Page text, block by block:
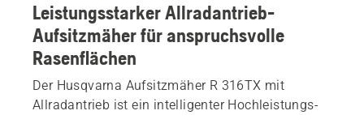
Leistungsstarker Allradantrieb-
Aufsitzmäher für anspruchsvolle
Rasenflächen
Der Husqvarna Aufsitzmäher R 316TX mit
Allradantrieb ist ein intelligenter Hochleistungs-